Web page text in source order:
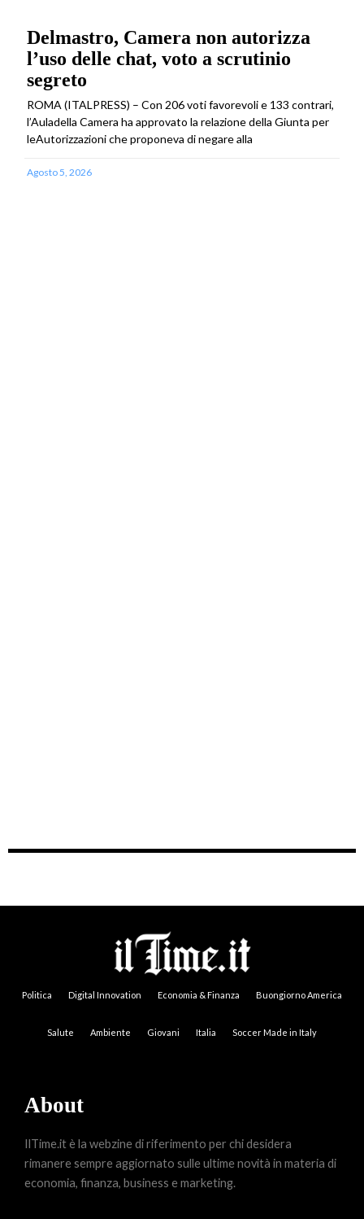
Delmastro, Camera non autorizza
l’uso delle chat, voto a scrutinio
segreto
ROMA (ITALPRESS) – Con 206 voti favorevoli e 133 contrari,
l’Auladella Camera ha approvato la relazione della Giunta per
leAutorizzazioni che proponeva di negare alla
Agosto 5, 2026
Politica Digital Innovation Economia & Finanza Buongiorno America
Salute Ambiente Giovani Italia Soccer Made in Italy
About
IlTime.it è la webzine di riferimento per chi desidera
rimanere sempre aggiornato sulle ultime novità in materia di
economia, finanza, business e marketing.